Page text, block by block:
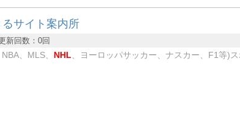
サイト案内所
新回数：0回
、MLS、
NHL、ヨーロッパサッカー、ナスカー、F1等)